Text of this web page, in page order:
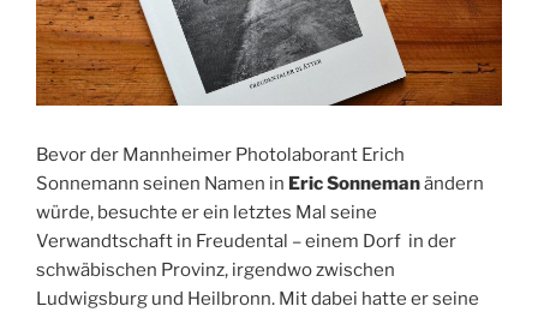
Bevor der Mannheimer Photolaborant Erich
Sonnemann seinen Namen in Eric Sonnemanändern
würde, besuchte er ein letztes Mal seine
Verwandtschaft in Freudental – einem Dorf in der
schwäbischen Provinz, irgendwo zwischen
Ludwigsburg und Heilbronn. Mit dabei hatte er seine